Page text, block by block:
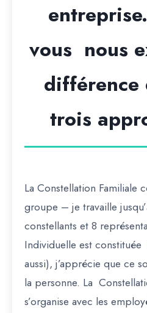
vous nous
différence
trois
La Constellation Familiale
groupe – je travaille
constellants et 8
Individuelle est constituée
aussi), j’apprécie que ce
la personne. La
s’organise avec les